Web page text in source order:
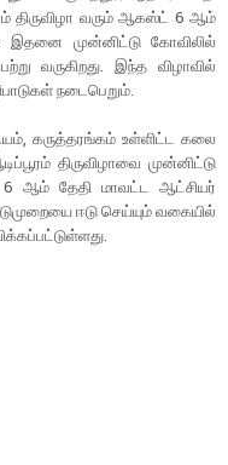
திருவிழா வரும் ஆகஸ்ட் 6 ஆம்
இதனை முன்னிட்டு கோவிலில்
வருகிறது. இந்த விழாவில்
நடைபெறும்.
கருத்தரங்கம் உள்ளிட்ட கலை
திருவிழாவை முன்னிட்டு
6 ஆம் தேதி மாவட்ட ஆட்சியர்
ஈடு செய்யும் வகையில்